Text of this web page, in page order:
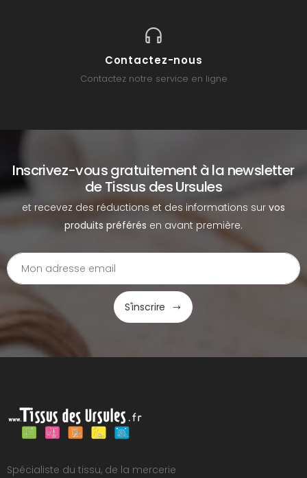
Contactez-nous
Contactez notre service en ligne
Inscrivez-vous gratuitement à la newsletter
de Tissus des Ursules
et recevez des réductions et des informations sur vos
produits préférés en avant première.
S'inscrire
Spécialiste du tissu, de la mercerie